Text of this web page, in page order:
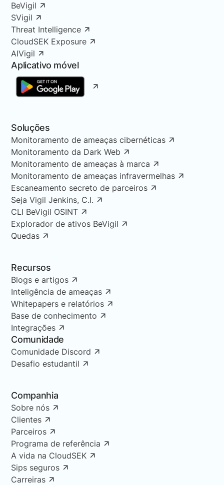
BeVigil
SVigil
Threat Intelligence
CloudSEK Exposure
AIVigil
Aplicativo móvel
Soluções
Monitoramento de ameaças cibernéticas
Monitoramento da Dark Web
Monitoramento de ameaças à marca
Monitoramento de ameaças infravermelhas
Escaneamento secreto de parceiros
Seja Vigil Jenkins, C.I.
CLI BeVigil OSINT
Explorador de ativos BeVigil
Quedas
Recursos
Blogs e artigos
Inteligência de ameaças
Whitepapers e relatórios
Base de conhecimento
Integrações
Comunidade
Comunidade Discord
Desafio estudantil
Companhia
Sobre nós
Clientes
Parceiros
Programa de referência
A vida na CloudSEK
Sips seguros
Carreiras